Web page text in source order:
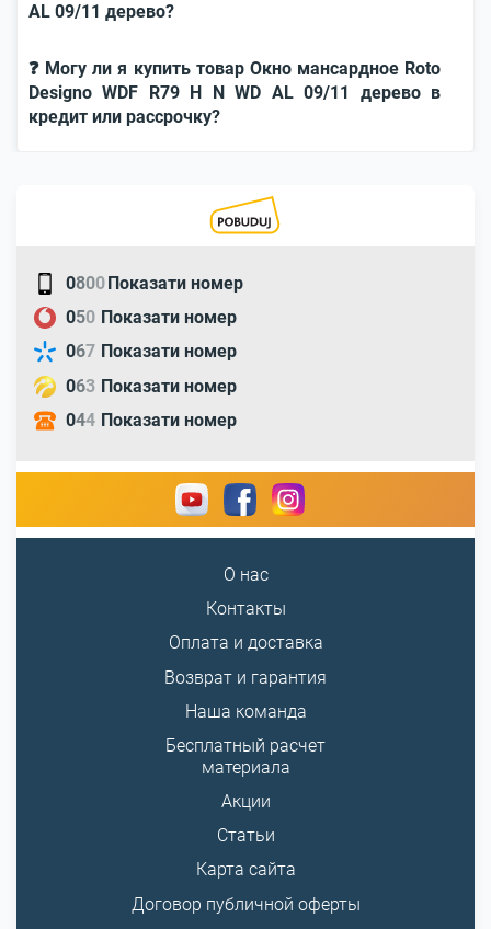
AL 09/11 дерево?
❓ Могу ли я купить товар Окно мансардное Roto
Designo WDF R79 H N WD AL 09/11 дерево в
кредит или рассрочку?
0800Показати номер
050 Показати номер
067 Показати номер
063 Показати номер
044 Показати номер
О нас
Контакты
Оплата и доставка
Возврат и гарантия
Наша команда
Бесплатный расчет
материала
Акции
Статьи
Карта сайта
Договор публичной оферты